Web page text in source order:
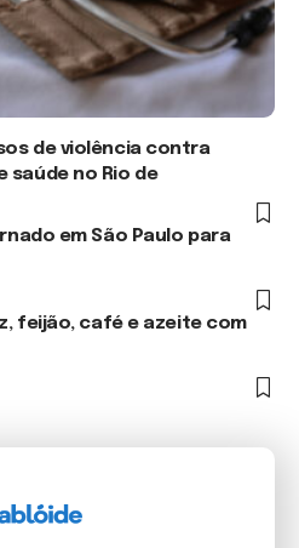
de violência contra
saúde no Rio de
em São Paulo para
feijão, café e azeite com